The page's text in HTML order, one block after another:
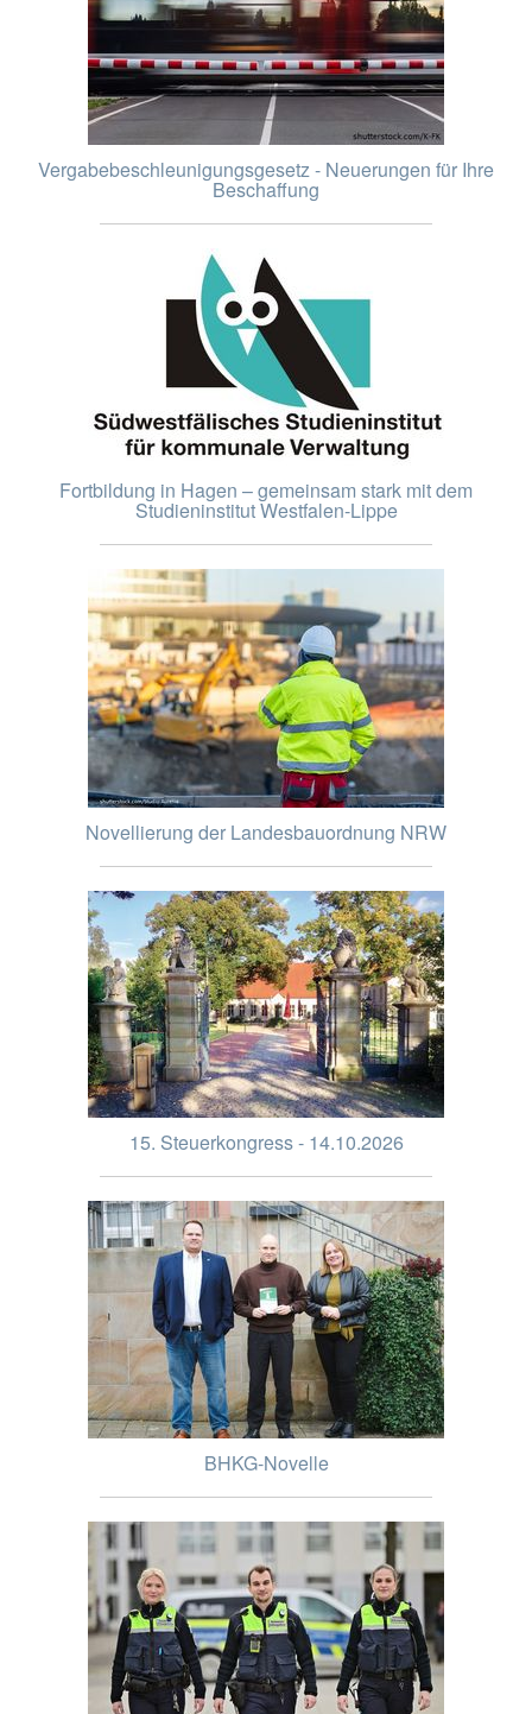
Vergabebeschleunigungsgesetz - Neuerungen für Ihre
Beschaffung
Fortbildung in Hagen – gemeinsam stark mit dem
Studieninstitut Westfalen-Lippe
Novellierung der Landesbauordnung NRW
15. Steuerkongress - 14.10.2026
BHKG-Novelle